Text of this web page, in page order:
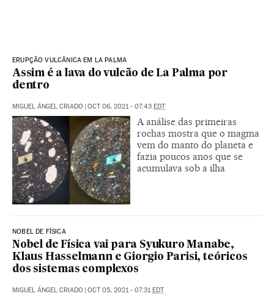
ERUPÇÃO VULCÂNICA EM LA PALMA
Assim é a lava do vulcão de La Palma por
dentro
MIGUEL ÁNGEL CRIADO OCT 06, 2021 - 07:43 EDT
A análise das primeiras
rochas mostra que o magma
vem do manto do planeta e
fazia poucos anos que se
acumulava sob a ilha
NOBEL DE FÍSICA
Nobel de Física vai para Syukuro Manabe,
Klaus Hasselmann e Giorgio Parisi, teóricos
dos sistemas complexos
MIGUEL ÁNGEL CRIADO OCT 05, 2021 - 07:31 EDT